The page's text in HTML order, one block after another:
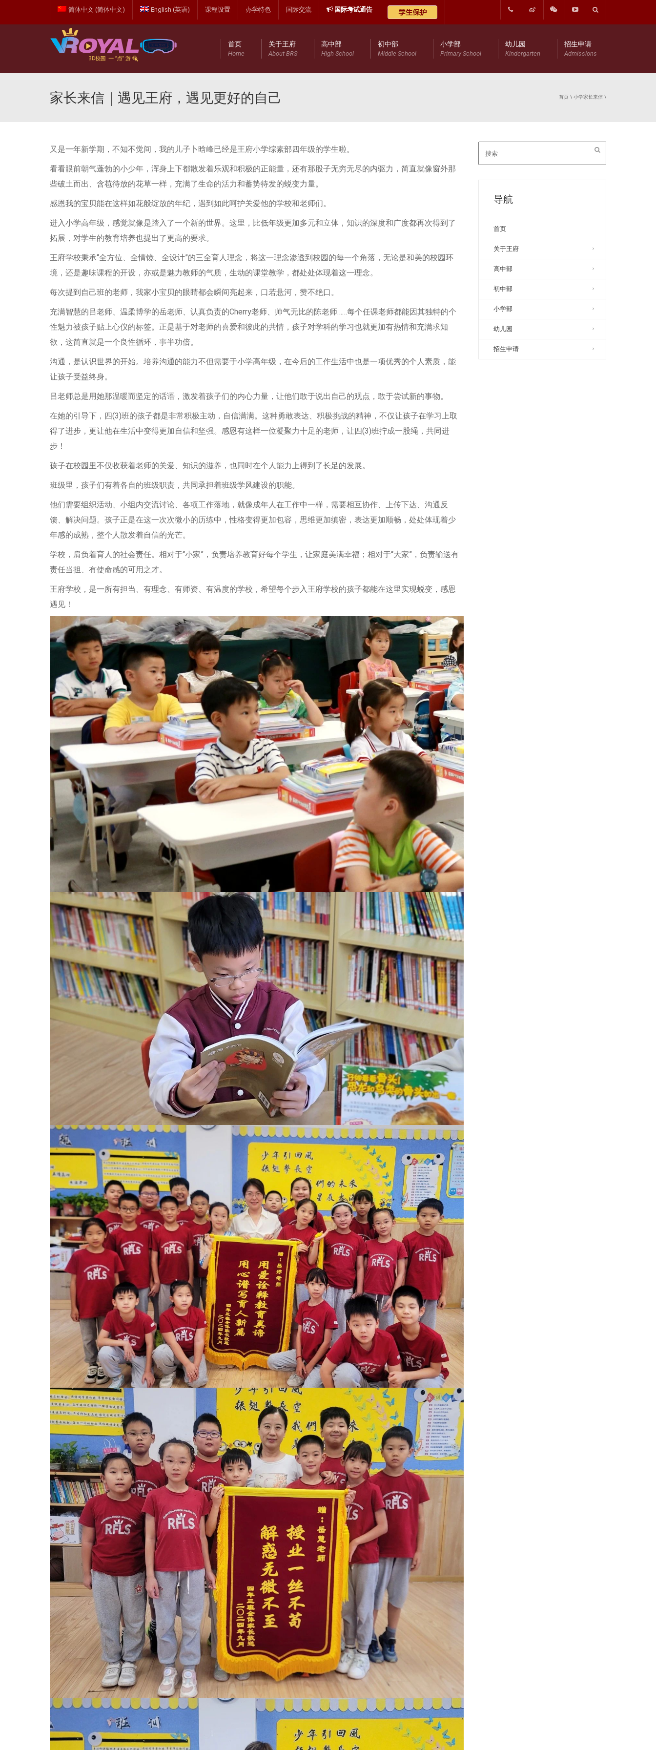
简体中文 (简体中文) English (英语) 课程设置 办学特色 国际交流 国际考试通告
首页
Home
关于王府
About BRS
高中部
High School
初中部
Middle School
小学部
Primary School
幼儿园
Kindergarten
招生申请
Admissions
家长来信｜遇见王府，遇见更好的自己 首页 \ 小学家长来信 \
又是一年新学期，不知不觉间，我的儿子卜晗峰已经是王府小学综素部四年级的学生啦。
看看眼前朝气蓬勃的小少年，浑身上下都散发着乐观和积极的正能量，还有那股子无穷无尽的内驱力，简直就像窗外那
些破土而出、含苞待放的花草一样，充满了生命的活力和蓄势待发的蜕变力量。
感恩我的宝贝能在这样如花般绽放的年纪，遇到如此呵护关爱他的学校和老师们。
进入小学高年级，感觉就像是踏入了一个新的世界。这里，比低年级更加多元和立体，知识的深度和广度都再次得到了
拓展，对学生的教育培养也提出了更高的要求。
王府学校秉承“全方位、全情镜、全设计”的三全育人理念，将这一理念渗透到校园的每一个角落，无论是和美的校园环
境，还是趣味课程的开设，亦或是魅力教师的气质，生动的课堂教学，都处处体现着这一理念。
每次提到自己班的老师，我家小宝贝的眼睛都会瞬间亮起来，口若悬河，赞不绝口。
充满智慧的吕老师、温柔博学的岳老师、认真负责的Cherry老师、帅气无比的陈老师……每个任课老师都能因其独特的个
性魅力被孩子贴上心仪的标签。正是基于对老师的喜爱和彼此的共情，孩子对学科的学习也就更加有热情和充满求知
欲，这简直就是一个良性循环，事半功倍。
沟通，是认识世界的开始。培养沟通的能力不但需要于小学高年级，在今后的工作生活中也是一项优秀的个人素质，能
让孩子受益终身。
吕老师总是用她那温暖而坚定的话语，激发着孩子们的内心力量，让他们敢于说出自己的观点，敢于尝试新的事物。
在她的引导下，四(3)班的孩子都是非常积极主动，自信满满。这种勇敢表达、积极挑战的精神，不仅让孩子在学习上取
得了进步，更让他在生活中变得更加自信和坚强。感恩有这样一位凝聚力十足的老师，让四(3)班拧成一股绳，共同进
步！
孩子在校园里不仅收获着老师的关爱、知识的滋养，也同时在个人能力上得到了长足的发展。
班级里，孩子们有着各自的班级职责，共同承担着班级学风建设的职能。
他们需要组织活动、小组内交流讨论、各项工作落地，就像成年人在工作中一样，需要相互协作、上传下达、沟通反
馈、解决问题。孩子正是在这一次次微小的历练中，性格变得更加包容，思维更加缜密，表达更加顺畅，处处体现着少
年感的成熟，整个人散发着自信的光芒。
学校，肩负着育人的社会责任。相对于“小家”，负责培养教育好每个学生，让家庭美满幸福；相对于“大家”，负责输送有
责任当担、有使命感的可用之才。
王府学校，是一所有担当、有理念、有师资、有温度的学校，希望每个步入王府学校的孩子都能在这里实现蜕变，感恩
遇见！
导航
首页
关于王府
高中部
初中部
小学部
幼儿园
招生申请